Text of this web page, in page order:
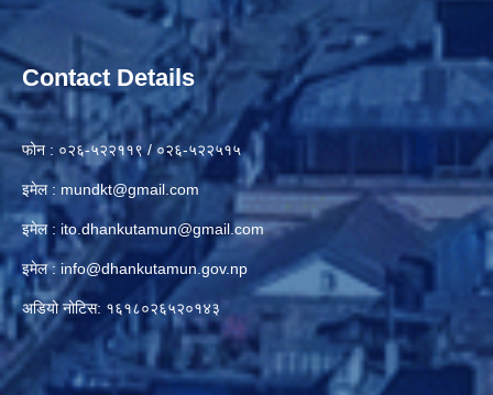
Contact Details
फोन : ०२६-५२२११९ / ०२६-५२२५१५
इमेल : mundkt@gmail.com
इमेल : ito.dhankutamun@gmail.com
इमेल : info@dhankutamun.gov.np
अडियो नोटिस: १६१८०२६५२०१४३